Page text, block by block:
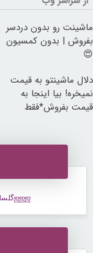
ماشینت رو بدون دردسر
بفروش | بدون کمسیون
😍
دلال ماشینتو به قیمت
نمیخره! بیا اینجا به
قیمت بفروش*فقط
ஜஜஜگلسا سرابی نامزد ملکه زیبایی 2013 ஜஜஜ